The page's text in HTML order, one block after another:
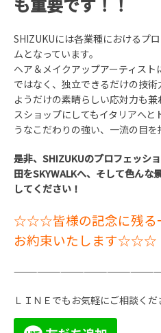
SHIZUKUには各業種におけるプ
ムとなっています。
ヘア＆メイクアップアーティス
ではなく、独立できるだけの技
ようだけの素晴らしい応対力も
スショップにしてもイタリアへ
うなこだわりの強い、一流の目を
是非、SHIZUKUのプロフェッシ
田をSKYWALKへ、そして色んな
してください！
☆☆☆皆様の記念に残る
お約束いたします☆☆☆
ＬＩＮＥでもお気軽にご相談くだ